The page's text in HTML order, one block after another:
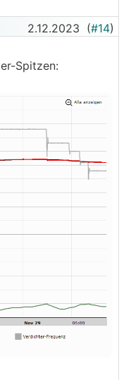
2.12.2023 (#14)
Spitzen: